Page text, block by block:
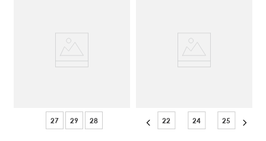
27 29 28 22 24 25